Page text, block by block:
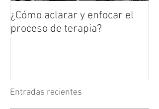
¿Cómo aclarar y enfocar el
proceso de terapia?
Entradas recientes